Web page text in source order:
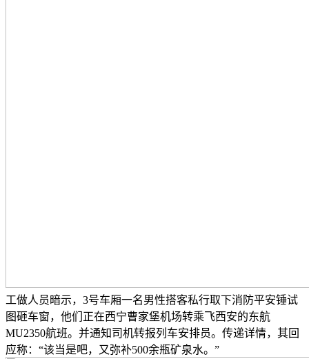
工做人员暗示，3号车厢一名男性搭客私行取下消防平安锤试
图砸车窗，他们正在西宁曹家堡机场转乘飞西安的东航
MU2350航班。并通知司机转报列车安排员。传递详情，其回
应称：“该当是吧，又弥补500余瓶矿泉水。”